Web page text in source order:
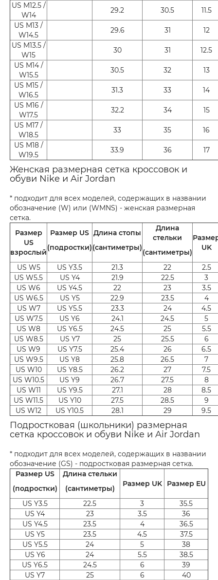
US M12.5 /
W14
29.2 30.5
11.5
US M13 /
W14.5
29.6 31
12
US M13.5 /
W15
30 31
12.5
US M14 /
W15.5
30.5 32
13
US M15 /
W16.5
31.3 33
14
US M16 /
W17.5
32.2 34
15
US M17 /
W18.5
33 35
16
US M18 /
W19.5
33.9 36 17
Женская размерная сетка кроссовок и
обуви Nike и Air Jordan
* подходит для всех моделей, содержащих в названии
обозначение (W) или (WMNS) - женская размерная
сетка.
Размер
US
взрослый
Размер US
(подростки)
Длина стопы
(сантиметры)
Длина
стельки
(сантиметры)
UK
US W5 US Y3.5 21.3 22
2.5
US W5.5
US Y4 21.9 22.5
3
US W6
US Y4.5 22 23
3.5
US W6.5
US Y5 22.9 23.5
4
US W7
US Y5.5 23.3 24
4.5
US W7.5
US Y6 24.1 24.5
5
US W8
US Y6.5 24.5 25
5.5
US W8.5
US Y7 25 25.5
6
US W9
US Y7.5 25.4 26
6.5
US W9.5
US Y8 25.8 26.5
7
US W10
US Y8.5 26.2 27
7.5
US W10.5
US Y9 26.7 27.5
8
US W11
US Y9.5 27.1 28
8.5
US W11.5
US Y10 27.5 28.5
9
US W12
US Y10.5 28.1 29 9.5
Подростковая (школьники) размерная
сетка кроссовок и обуви Nike и Air Jordan
* подходит для всех моделей, содержащих в названии
обозначение (GS) - подростковая размерная сетка.
Размер US
(подростки)
Длина стельки
(сантиметры)
Размер UK Размер EU
US Y3.5 22.5 3
35.5
US Y4
23 3.5
36
US Y4.5
23.5 4
36.5
US Y5
23.5 4.5
37.5
US Y5.5
24 5
38
US Y6
24 5.5
38.5
US Y6.5
24.5 6
39
US Y7
25 6 40